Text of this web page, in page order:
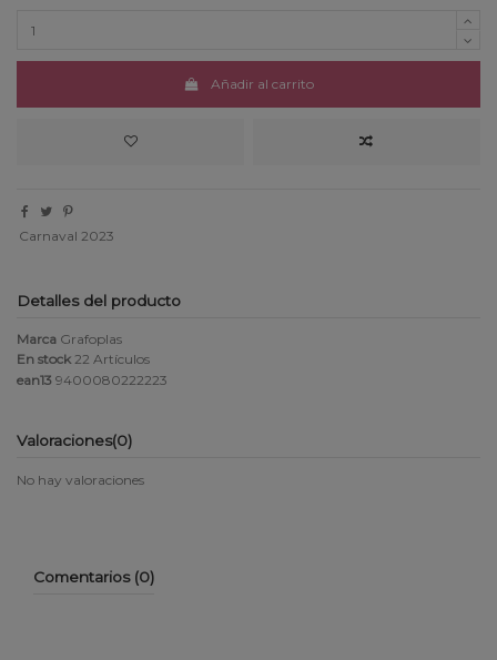
Añadir al carrito
Carnaval 2023
Detalles del producto
Marca Grafoplas
En stock 22 Artículos
ean13 9400080222223
Valoraciones(0)
No hay valoraciones
Comentarios (0)